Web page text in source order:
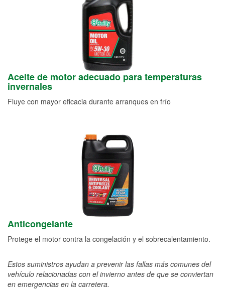
Aceite de motor adecuado para temperaturas
invernales
Fluye con mayor eficacia durante arranques en frío
Anticongelante
Protege el motor contra la congelación y el sobrecalentamiento.
Estos suministros ayudan a prevenir las fallas más comunes del
vehículo relacionadas con el invierno antes de que se conviertan
en emergencias en la carretera.